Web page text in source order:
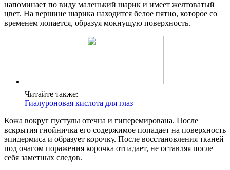
напоминает по виду маленький шарик и имеет желтоватый
цвет. На вершине шарика находится белое пятно, которое со
временем лопается, образуя мокнущую поверхность.
Читайте также:
Гиалуроновая кислота для глаз
Кожа вокруг пустулы отечна и гиперемирована. После
вскрытия гнойничка его содержимое попадает на поверхность
эпидермиса и образует корочку. После восстановления тканей
под очагом поражения корочка отпадает, не оставляя после
себя заметных следов.